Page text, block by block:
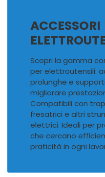
ACCESSORI
Scopri la gamma
per elettroutensili:
prolunghe e
migliorare
Compatibili con
fresatrici e altri
elettrici. Ideali per
che cercano
praticità in ogni